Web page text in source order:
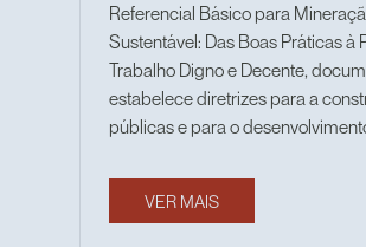
Referencial Básico para
Sustentável: Das Boas Práticas à
Trabalho Digno e Decente,
estabelece diretrizes para a
públicas e para o
VER MAIS